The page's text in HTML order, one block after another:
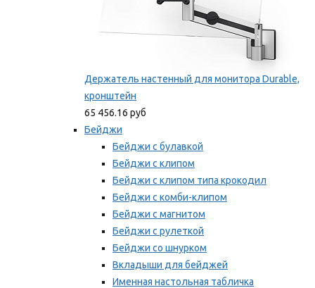
Держатель настенный для монитора Durable,
кронштейн
65 456.16 руб
Бейджи
Бейджи с булавкой
Бейджи с клипом
Бейджи с клипом типа крокодил
Бейджи с комби-клипом
Бейджи с магнитом
Бейджи с рулеткой
Бейджи со шнурком
Вкладыши для бейджей
Именная настольная табличка